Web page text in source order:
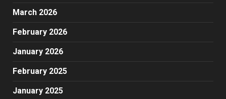
March 2026
February 2026
January 2026
February 2025
January 2025